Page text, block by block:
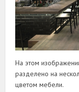
На этом
разделено на
цветом мебели.